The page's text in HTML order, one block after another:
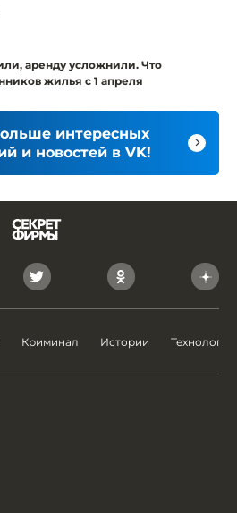
аренду усложнили. Что
жилья с 1 апреля
интересных
и новостей в VK!
Криминал Истории Технологии